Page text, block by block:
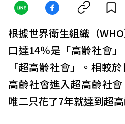
根據世界衛生組織（
口達14％是「高齡社會
「超高齡社會」。相較
高齡社會進入超高齡社
唯二只花了7年就達到超